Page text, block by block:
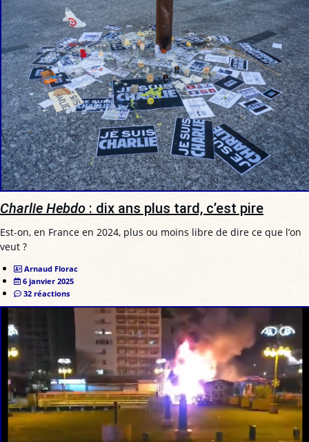
Charlie Hebdo : dix ans plus tard, c’est pire
Est-on, en France en 2024, plus ou moins libre de dire ce que l’on
veut ?
Arnaud Florac
6 janvier 2025
32 réactions